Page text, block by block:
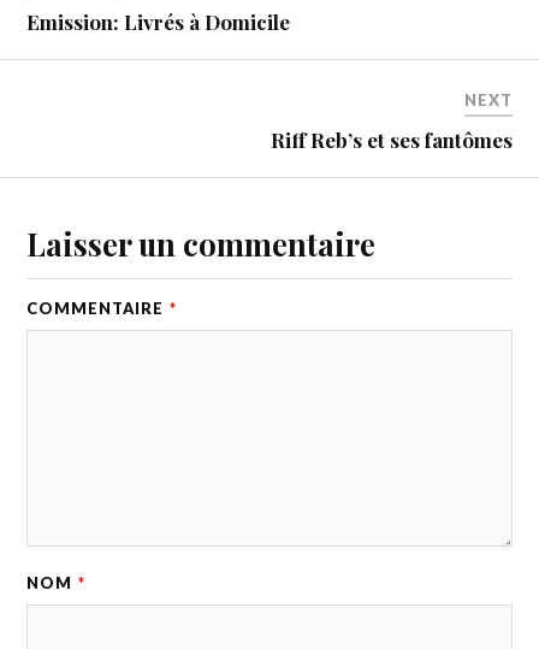
Emission: Livrés à Domicile
NEXT
Riff Reb’s et ses fantômes
Laisser un commentaire
COMMENTAIRE *
NOM *